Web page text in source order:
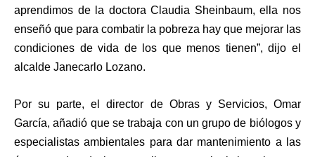
aprendimos de la doctora Claudia Sheinbaum, ella nos
enseñó que para combatir la pobreza hay que mejorar las
condiciones de vida de los que menos tienen”, dijo el
alcalde Janecarlo Lozano.
Por su parte, el director de Obras y Servicios, Omar
García, añadió que se trabaja con un grupo de biólogos y
especialistas ambientales para dar mantenimiento a las